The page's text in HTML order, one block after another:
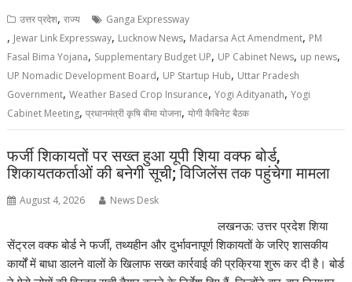
उत्तर प्रदेश,राज्य Ganga Expressway
, Jewar Link Expressway, Lucknow News, Madarsa Act Amendment, PM
Fasal Bima Yojana, Supplementary Budget UP, UP Cabinet News, up news,
UP Nomadic Development Board, UP Startup Hub, Uttar Pradesh
Government,Weather Based Crop Insurance,Yogi Adityanath,Yogi
Cabinet Meeting,प्रधानमंत्री कृषि बीमा योजना,योगी कैबिनेट बैठक
फर्जी शिकायतों पर सख्त हुआ यूपी शिया वक्फ बोर्ड,
शिकायतकर्ताओं की बनेगी सूची; विजिलेंस तक पहुंचेगा मामला
August 4, 2026 News Desk
लखनऊ: उत्तर प्रदेश शिया
सेंट्रल वक्फ बोर्ड ने फर्जी, तथ्यहीन और दुर्भावनापूर्ण शिकायतों के जरिए शासकीय
कार्यों में बाधा डालने वालों के खिलाफ सख्त कार्रवाई की प्रक्रिया शुरू कर दी है। बोर्ड